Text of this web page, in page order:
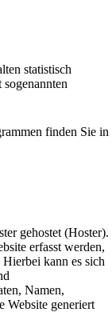
statistisch
finden Sie in
gehostet (Hoster).
erfasst werden,
kann es sich
Namen,
Website generiert